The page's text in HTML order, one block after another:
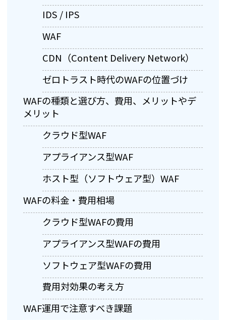
IDS / IPS
WAF
CDN（Content Delivery Network）
ゼロトラスト時代のWAFの位置づけ
WAFの種類と選び方、費用、メリットやデ
メリット
クラウド型WAF
アプライアンス型WAF
ホスト型（ソフトウェア型）WAF
WAFの料金・費用相場
クラウド型WAFの費用
アプライアンス型WAFの費用
ソフトウェア型WAFの費用
費用対効果の考え方
WAF運用で注意すべき課題